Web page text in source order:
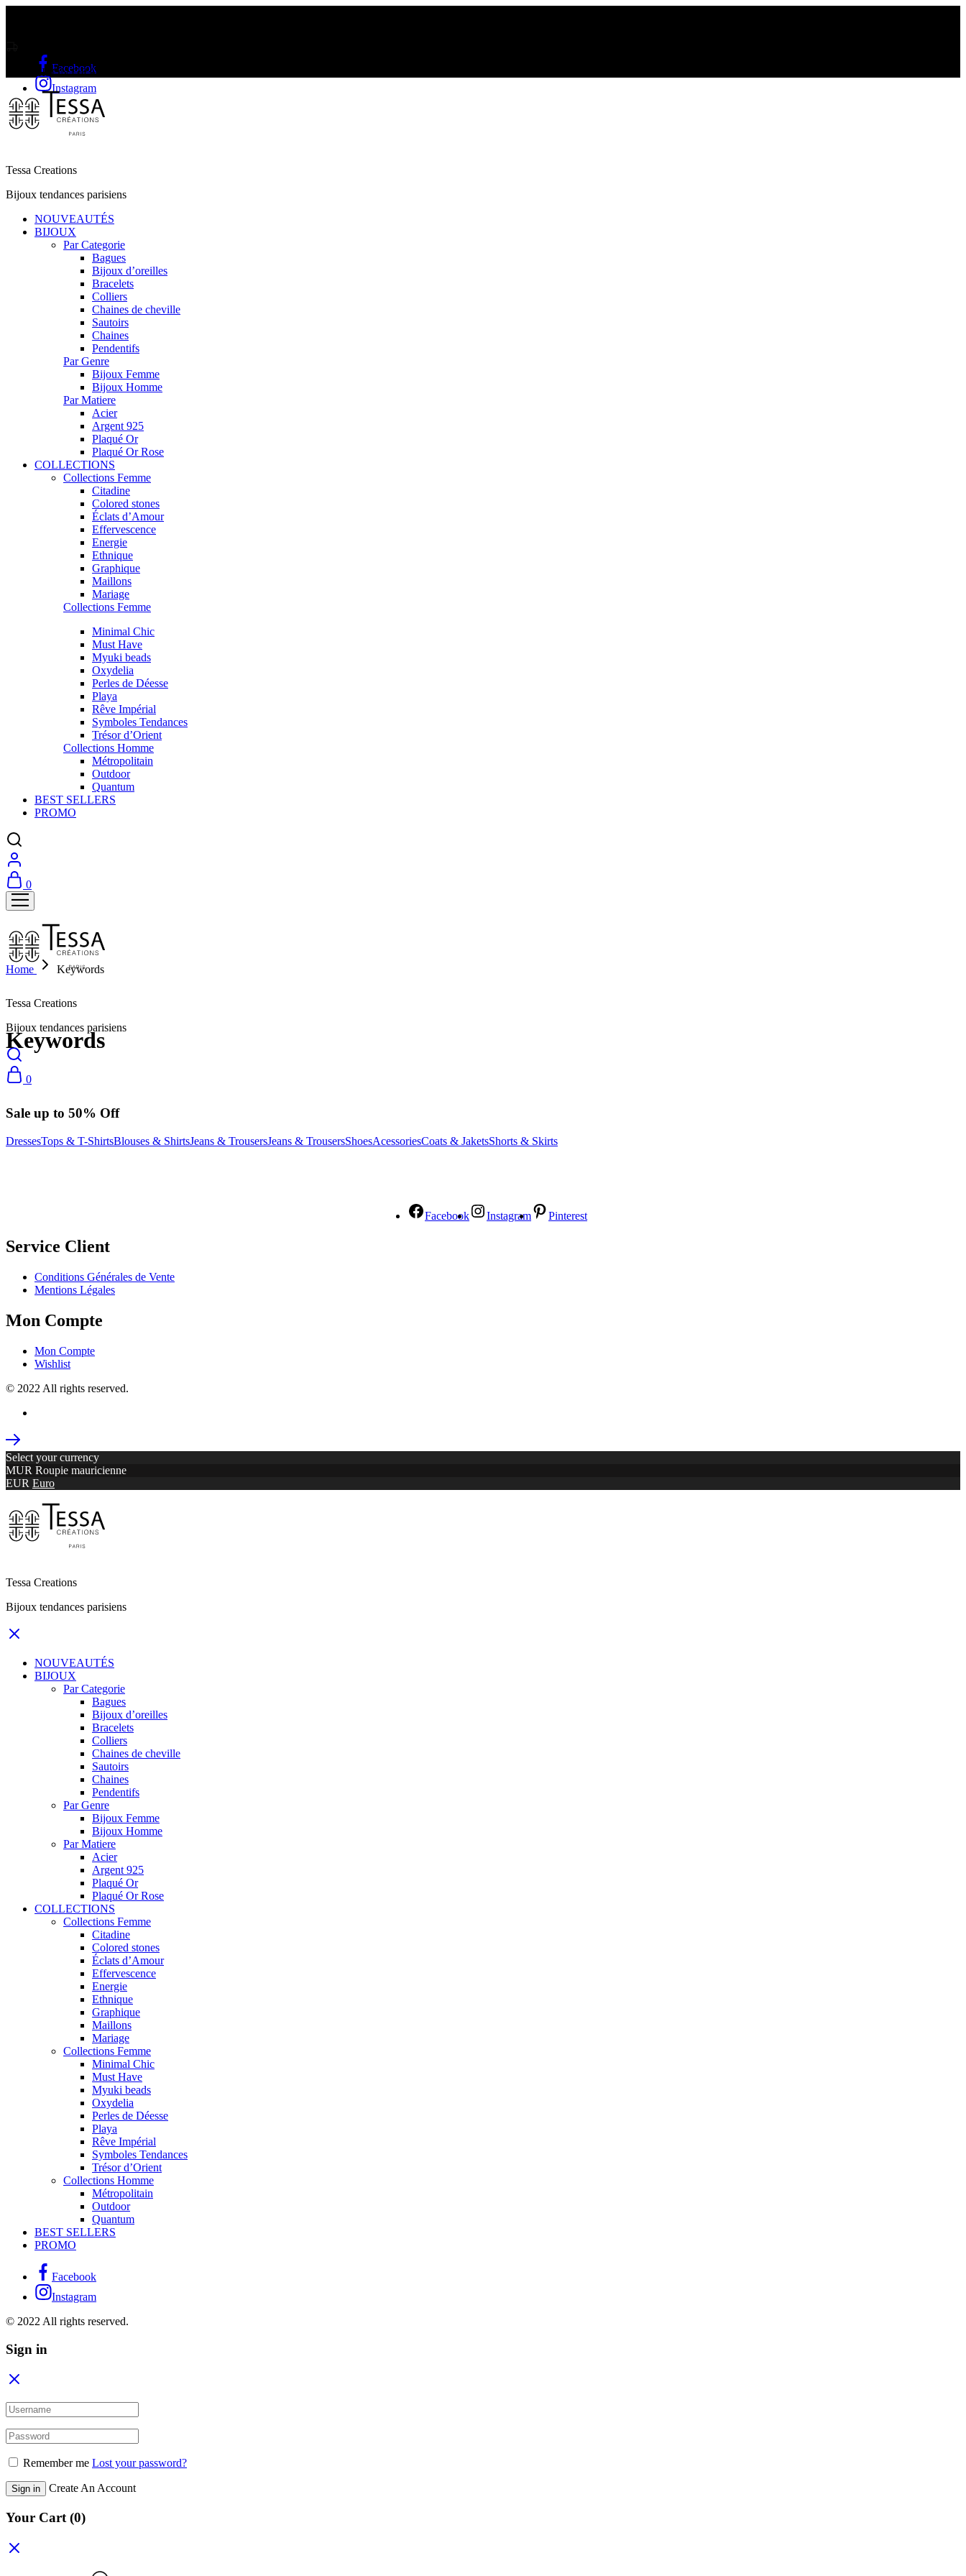
Facebook
Instagram
LIVRAISON GRATUITE A PARTIR DE RS2000
Tessa Creations
Bijoux tendances parisiens
NOUVEAUTÉS
BIJOUX
Par Categorie
Bagues
Bijoux d’oreilles
Bracelets
Colliers
Chaines de cheville
Sautoirs
Chaines
Pendentifs
Par Genre
Bijoux Femme
Bijoux Homme
Par Matiere
Acier
Argent 925
Plaqué Or
Plaqué Or Rose
COLLECTIONS
Collections Femme
Citadine
Colored stones
Éclats d’Amour
Effervescence
Energie
Ethnique
Graphique
Maillons
Mariage
Collections Femme
Minimal Chic
Must Have
Myuki beads
Oxydelia
Perles de Déesse
Playa
Rêve Impérial
Symboles Tendances
Trésor d’Orient
Collections Homme
Métropolitain
Outdoor
Quantum
BEST SELLERS
PROMO
0
Tessa Creations
Bijoux tendances parisiens
0
Home Keywords
Keywords
Sale up to 50% Off
DressesTops & T-ShirtsBlouses & ShirtsJeans & TrousersJeans & TrousersShoesAcessoriesCoats & JaketsShorts & Skirts
Facebook Instagram Pinterest
Service Client
Conditions Générales de Vente
Mentions Légales
Mon Compte
Mon Compte
Wishlist
© 2022 All rights reserved.
Select your currency
MUR Roupie mauricienne
EUR Euro
Tessa Creations
Bijoux tendances parisiens
NOUVEAUTÉS
BIJOUX
Par Categorie
Bagues
Bijoux d’oreilles
Bracelets
Colliers
Chaines de cheville
Sautoirs
Chaines
Pendentifs
Par Genre
Bijoux Femme
Bijoux Homme
Par Matiere
Acier
Argent 925
Plaqué Or
Plaqué Or Rose
COLLECTIONS
Collections Femme
Citadine
Colored stones
Éclats d’Amour
Effervescence
Energie
Ethnique
Graphique
Maillons
Mariage
Collections Femme
Minimal Chic
Must Have
Myuki beads
Oxydelia
Perles de Déesse
Playa
Rêve Impérial
Symboles Tendances
Trésor d’Orient
Collections Homme
Métropolitain
Outdoor
Quantum
BEST SELLERS
PROMO
Facebook
Instagram
© 2022 All rights reserved.
Sign in
Remember me Lost your password?
Sign in Create An Account
Your Cart (0)